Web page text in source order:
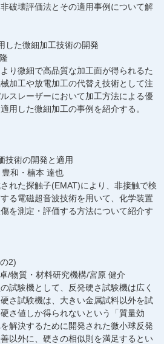
破壊評価法とその適用事例について解
した微細加工技術の開発
り微細で高品質な加工面が得られるた
加工や放電加工の代替え技術として注
スレーザーにおいて加工方法による優
用した微細加工の事例を紹介する。
技術の開発と適用
和・楠本 達也
れた探触子(EMAT)により、非接触で検
る電磁超音波技術を用いて、化学装置
を測定・評価する方法について紹介す
2)
/物質・材料研究機構/宮原 健介
試験機として、反発硬さ試験機は広く
さ試験機は、大きい金属試料以外を試
さ値しか得られないという「質量効
解決するために開発された微小球反発
以外に、硬さの相似則を満足するとい